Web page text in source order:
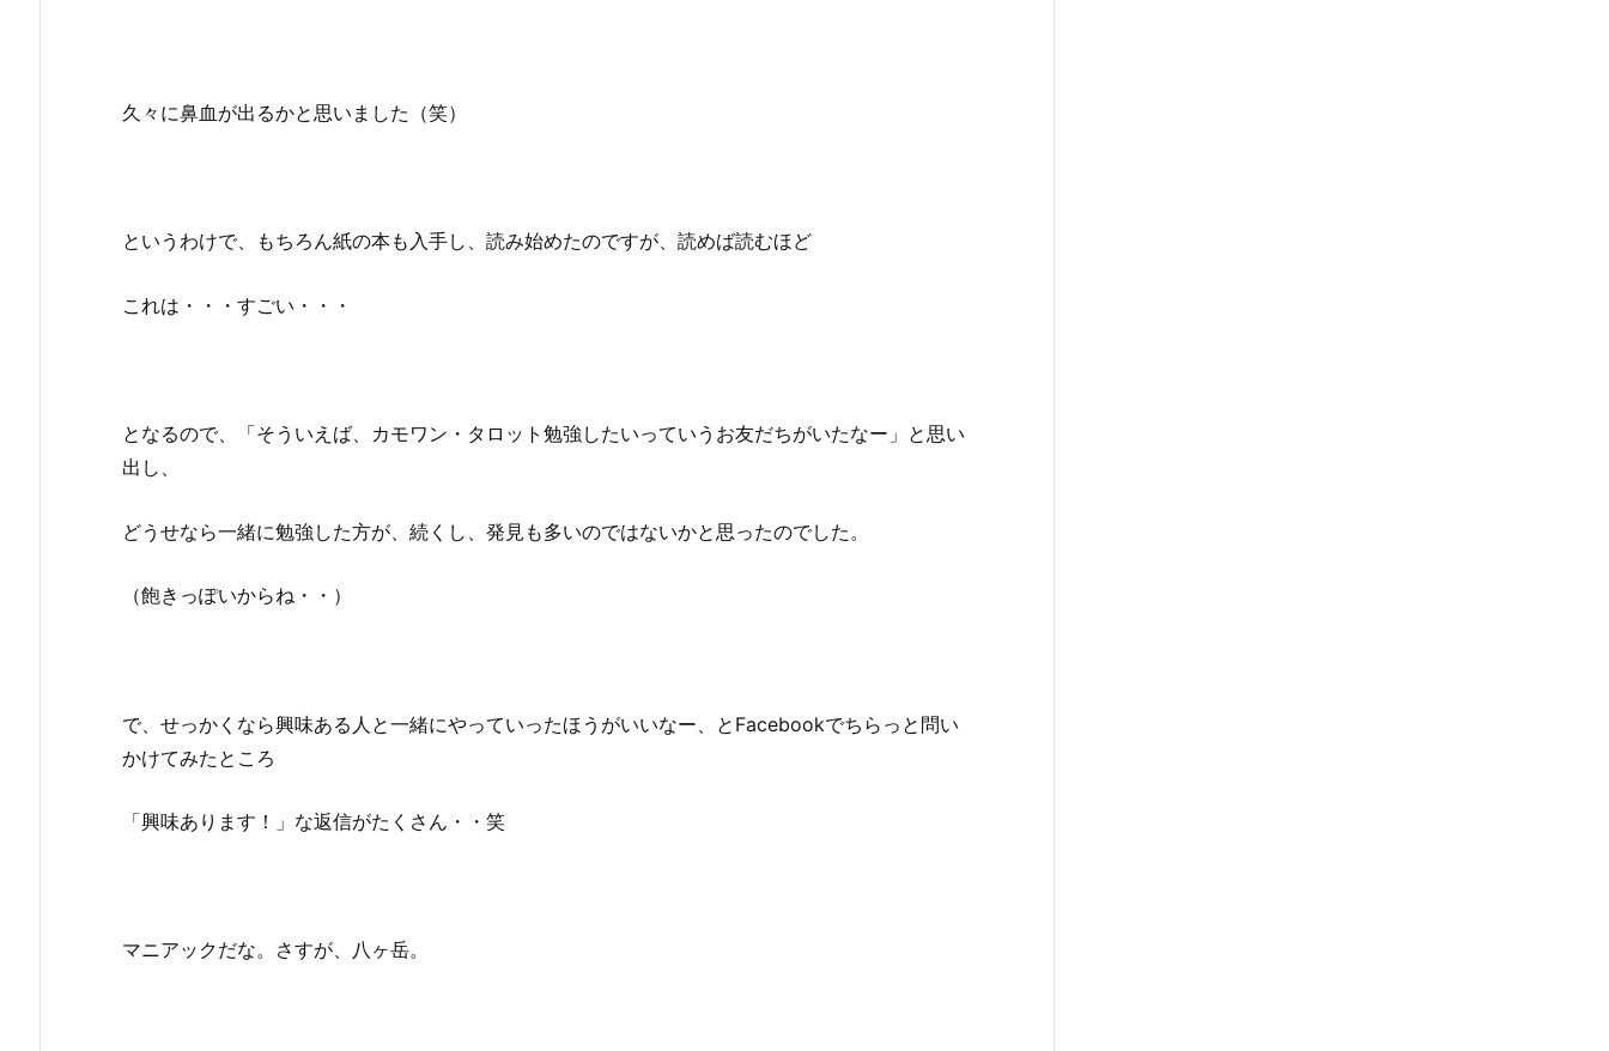
久々に鼻血が出るかと思いました（笑）
というわけで、もちろん紙の本も入手し、読み始めたのですが、読めば読むほど
これは・・・すごい・・・
となるので、「そういえば、カモワン・タロット勉強したいっていうお友だちがいたなー」と思い
出し、
どうせなら一緒に勉強した方が、続くし、発見も多いのではないかと思ったのでした。
（飽きっぽいからね・・）
で、せっかくなら興味ある人と一緒にやっていったほうがいいなー、とFacebookでちらっと問い
かけてみたところ
「興味あります！」な返信がたくさん・・笑
マニアックだな。さすが、八ヶ岳。